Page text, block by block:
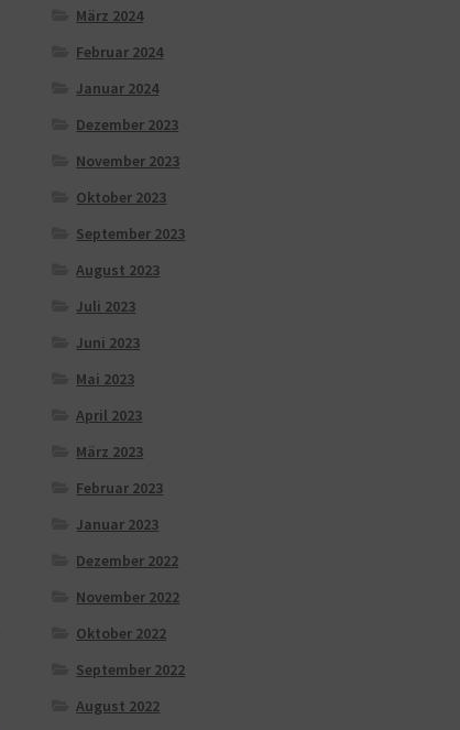
März 2024
Februar 2024
Januar 2024
Dezember 2023
November 2023
Oktober 2023
September 2023
August 2023
Juli 2023
Juni 2023
Mai 2023
April 2023
März 2023
Februar 2023
Januar 2023
Dezember 2022
November 2022
Oktober 2022
September 2022
August 2022